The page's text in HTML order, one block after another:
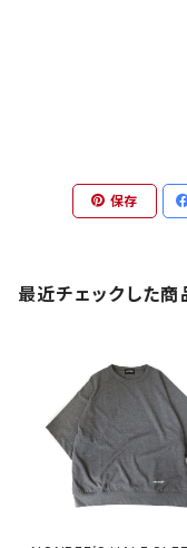
保存
最近チェックした商